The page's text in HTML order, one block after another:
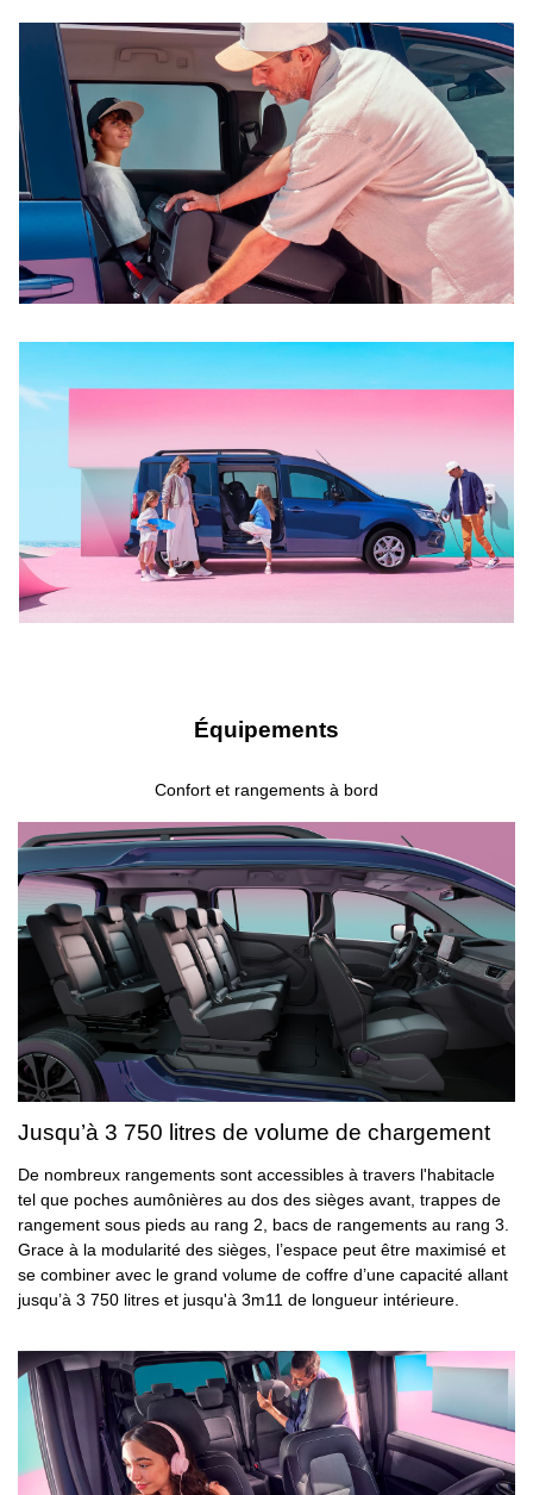
Équipements
Confort et rangements à bord
Jusqu’à 3 750 litres de volume de chargement
De nombreux rangements sont accessibles à travers l'habitacle
tel que poches aumônières au dos des sièges avant, trappes de
rangement sous pieds au rang 2, bacs de rangements au rang 3.
Grace à la modularité des sièges, l’espace peut être maximisé et
se combiner avec le grand volume de coffre d’une capacité allant
jusqu’à 3 750 litres et jusqu'à 3m11 de longueur intérieure.